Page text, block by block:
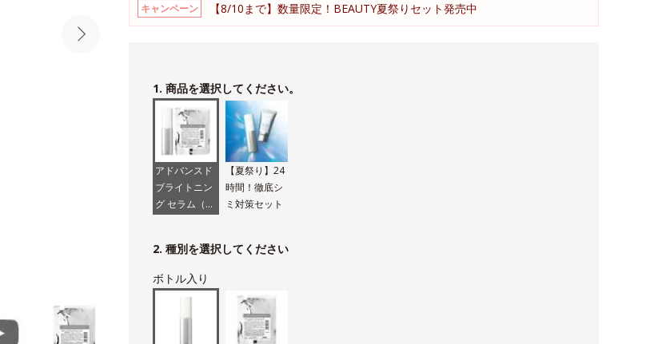
キャンペーン 【8/10まで】数量限定！BEAUTY夏祭りセット発売中
1. 商品を選択してください。
アドバンスド
ブライトニン
グ セラム（医
【夏祭り】24
時間！徹底シ
ミ対策セット
2. 種別を選択してください
ボトル入り